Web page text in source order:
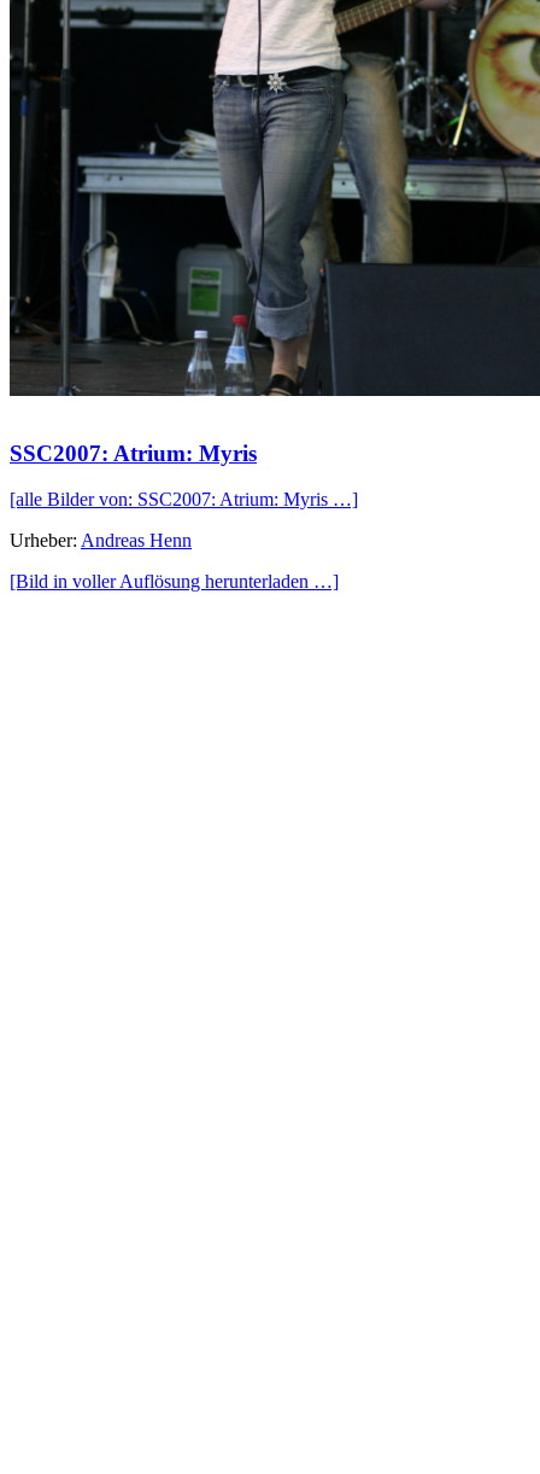
SSC2007: Atrium: Myris
[alle Bilder von: SSC2007: Atrium: Myris …]
Urheber: Andreas Henn
[Bild in voller Auflösung herunterladen …]